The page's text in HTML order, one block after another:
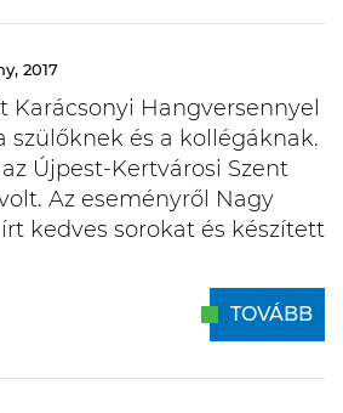
2017
Karácsonyi Hangversennyel
szülőknek és a kollégáknak.
Újpest-Kertvárosi Szent
Az eseményről Nagy
kedves sorokat és készített
TOVÁBB